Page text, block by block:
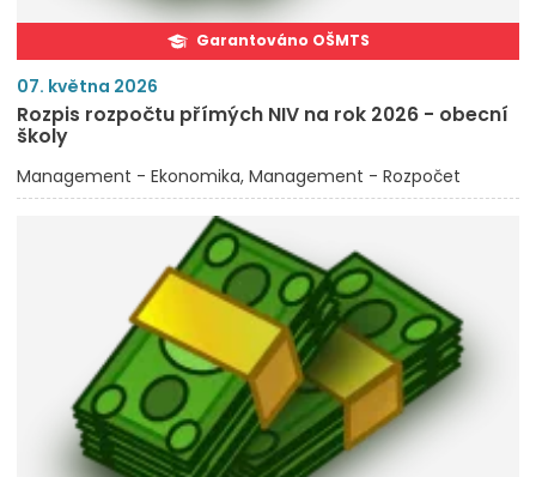
Garantováno OŠMTS
07. května 2026
Rozpis rozpočtu přímých NIV na rok 2026 - obecní
školy
Management - Ekonomika Management - Rozpočet